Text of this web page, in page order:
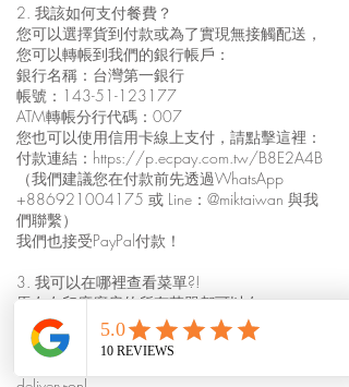
2. 我該如何支付餐費？
您可以選擇貨到付款或為了實現無接觸配送，
您可以轉帳到我們的銀行帳戶：
銀行名稱：台灣第一銀行
帳號：143-51-123177
ATM轉帳分行代碼：007
您也可以使用信用卡線上支付，請點擊這裡：
付款連結： https://p.ecpay.com.tw/B8E2A4B
（我們建議您在付款前先透過WhatsApp
+886921004175 或 Line：@miktaiwan 與我
們聯繫）
我們也接受PayPal付款！
3. 我可以在哪裡查看菜單?!
馬友友印度廚房的所有菜單都可以在
indianfoodtaiwan.com 上找到。
如需查看餐點外送菜單，請點此：
indianfoodtaiwan.com/mayur-free-indian-food-